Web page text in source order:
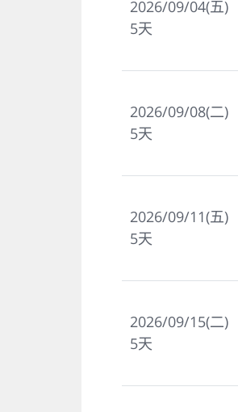
2026/09/04(五)
5天
2026/09/08(二)
5天
2026/09/11(五)
5天
2026/09/15(二)
5天